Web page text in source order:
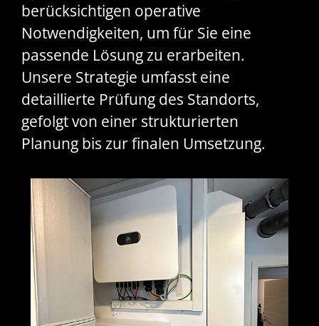
berücksichtigen operative
Notwendigkeiten, um für Sie eine
passende Lösung zu erarbeiten.
Unsere Strategie umfasst eine
detaillierte Prüfung des Standorts,
gefolgt von einer strukturierten
Planung bis zur finalen Umsetzung.